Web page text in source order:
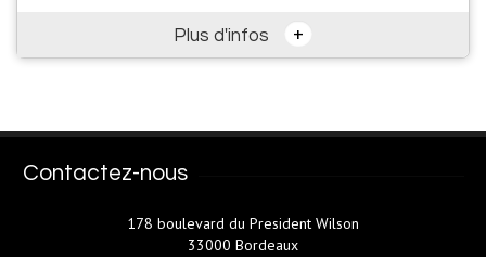
Plus d'infos +
Contactez-nous
178 boulevard du President Wilson
33000 Bordeaux